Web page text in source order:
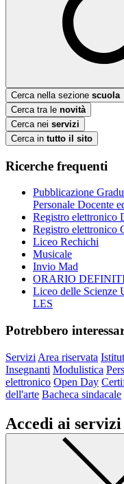
Cerca nella sezione scuola
Cerca tra le novità
Cerca nei servizi
Cerca in tutto il sito
Ricerche frequenti
Pubblicazione
Personale Docente
Registro elettronico
Registro elettronico
Liceo Rechichi
Musicale
Invio Mad
ORARIO
Liceo delle Scienze
LES
Potrebbero
Servizi Area riservata
Insegnanti Modulistica
elettronico Open Day
dell'arte Bacheca sindacale
Accedi ai servizi